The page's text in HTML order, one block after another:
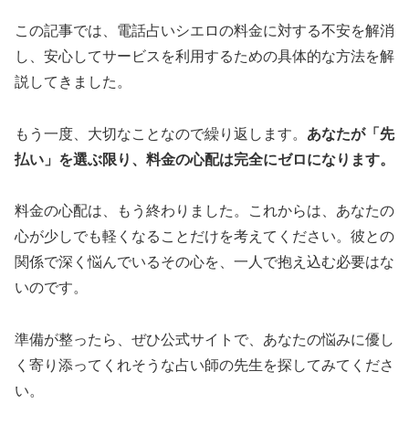
この記事では、電話占いシエロの料金に対する不安を解消
し、安心してサービスを利用するための具体的な方法を解
説してきました。
もう一度、大切なことなので繰り返します。 あなたが「先
払い」を選ぶ限り、料金の心配は完全にゼロになります。
料金の心配は、もう終わりました。これからは、あなたの
心が少しでも軽くなることだけを考えてください。彼との
関係で深く悩んでいるその心を、一人で抱え込む必要はな
いのです。
準備が整ったら、ぜひ公式サイトで、あなたの悩みに優し
く寄り添ってくれそうな占い師の先生を探してみてくださ
い。